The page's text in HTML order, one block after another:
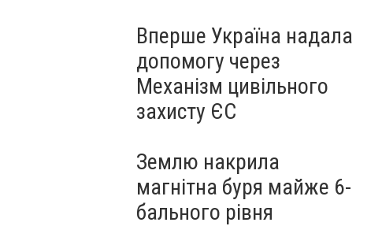
Вперше Україна надала
допомогу через
Механізм цивільного
захисту ЄС
Землю накрила
магнітна буря майже 6-
бального рівня